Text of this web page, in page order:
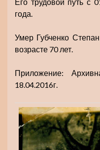
Его трудовой путь с
года.
Умер Губченко
возрасте 70 лет.
Приложение:
18.04.2016г.